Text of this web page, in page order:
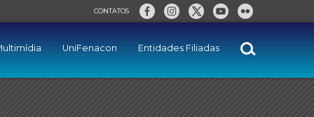
CONTATOS
UniFenacon Entidades Filiadas